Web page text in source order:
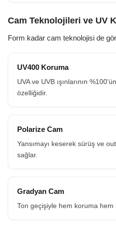
Cam Teknolojileri ve UV
Form kadar cam teknolojisi de
UV400 Koruma
UVA ve UVB ışınlarının
özelliğidir.
Polarize Cam
Yansımayı keserek sürüş ve
sağlar.
Gradyan Cam
Ton geçişiyle hem koruma hem